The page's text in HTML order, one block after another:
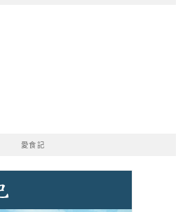
愛食記